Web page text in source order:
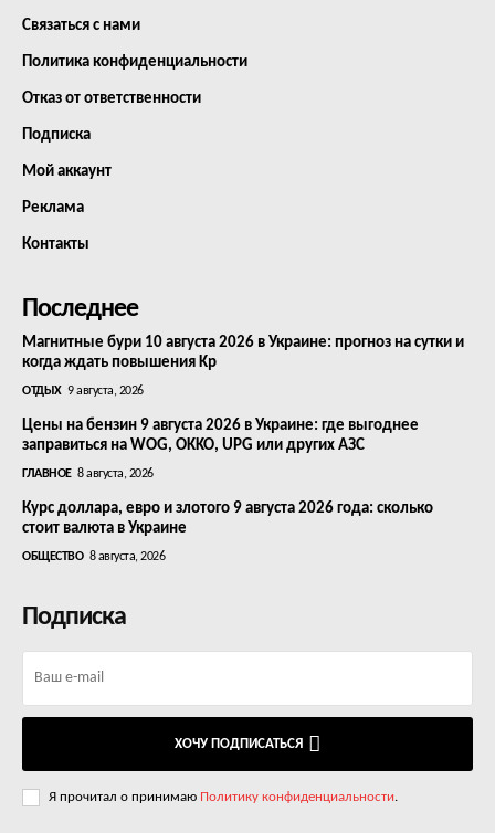
Связаться с нами
Политика конфиденциальности
Отказ от ответственности
Подписка
Мой аккаунт
Реклама
Контакты
Последнее
Магнитные бури 10 августа 2026 в Украине: прогноз на сутки и
когда ждать повышения Kp
ОТДЫХ 9 августа, 2026
Цены на бензин 9 августа 2026 в Украине: где выгоднее
заправиться на WOG, OKKO, UPG или других АЗС
ГЛАВНОЕ 8 августа, 2026
Курс доллара, евро и злотого 9 августа 2026 года: сколько
стоит валюта в Украине
ОБЩЕСТВО 8 августа, 2026
Подписка
ХОЧУ ПОДПИСАТЬСЯ
Я прочитал о принимаю Политику конфиденциальности.